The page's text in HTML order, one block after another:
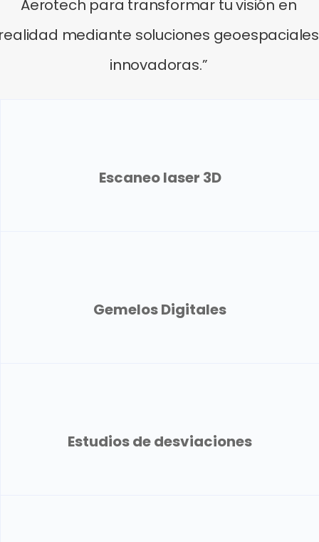
Aerotech para transformar tu visión en
mediante soluciones geoespaciales
innovadoras.”
Escaneo laser 3D
Gemelos Digitales
Estudios de desviaciones